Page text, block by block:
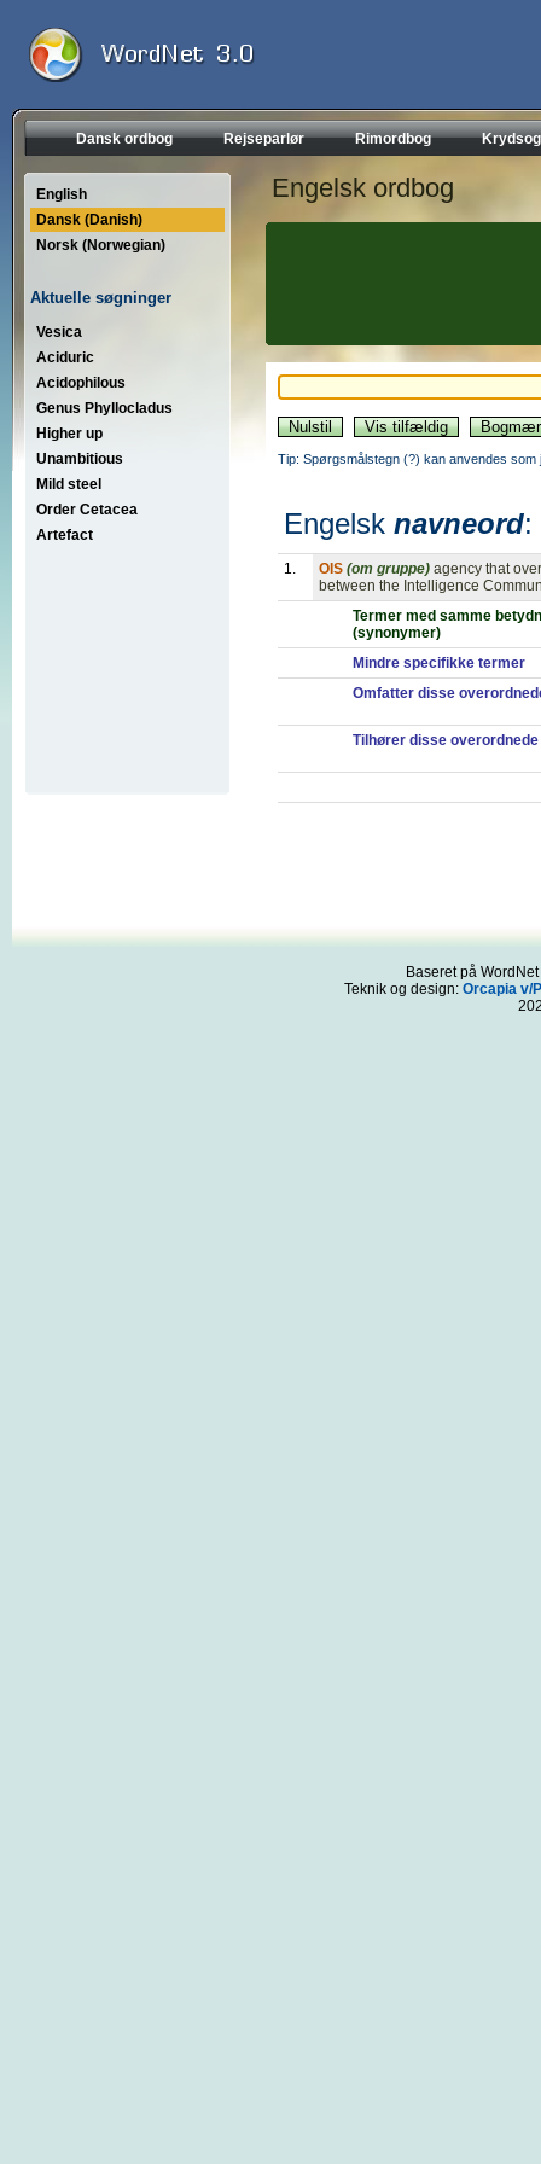
Dansk ordbog Rejseparlør Rimordbog
English
Dansk (Danish)
Norsk (Norwegian)
Aktuelle søgninger
Vesica
Aciduric
Acidophilous
Genus Phyllocladus
Higher up
Unambitious
Mild steel
Order Cetacea
Artefact
Engelsk ordbog
Tip: Spørgsmålstegn (?) kan anvendes
Engelsk navneord:
1. OIS (om gruppe) agency that
between the Intelligence
Termer med samme
(synonymer)
Mindre specifikke termer
Omfatter disse
Tilhører disse
Baseret på
Teknik og design: Orcapia v/